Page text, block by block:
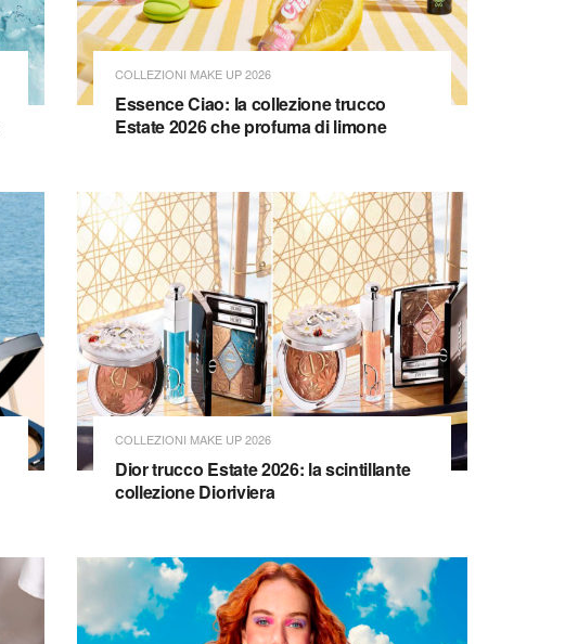
COLLEZIONI MAKE UP 2026
Essence Ciao: la collezione trucco
Estate 2026 che profuma di limone
COLLEZIONI MAKE UP 2026
Dior trucco Estate 2026: la scintillante
collezione Dioriviera